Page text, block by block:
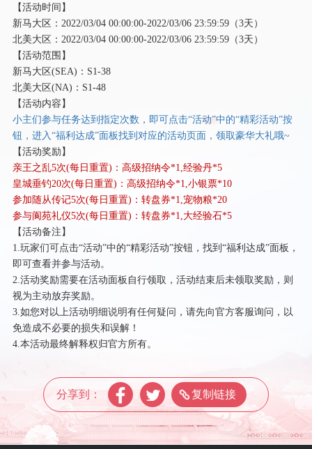
【活动时间】
新马大区： 2022/03/04 00:00:00-2022/03/06 23:59:59（3天）
北美大区： 2022/03/04 00:00:00-2022/03/06 23:59:59（3天）
【活动范围】
新马大区(SEA)：S1-38
北美大区(NA)：S1-48
【活动内容】
小主们参与任务达到指定次数，即可点击“活动”中的“精彩活动”按
钮，进入“福利达成”面板找到对应的活动页面，领取豪华大礼哦~
【活动奖励】
亲王之乱5次(每日重置)：高级招纳令*1,经验丹*5
皇城垂钓20次(每日重置)：高级招纳令*1,小银票*10
参加随从传记5次(每日重置)：转盘券*1,宠物粮*20
参与阆苑礼仪5次(每日重置)：转盘券*1,大经验石*5
【活动备注】
1.玩家们可点击“活动”中的“精彩活动”按钮，找到“福利达成”面板，
即可查看并参与活动。
2.活动奖励需要在活动面板自行领取，活动结束后未领取奖励，则
视为主动放弃奖励。
3.如您对以上活动明细说明有任何疑问，请先向官方客服询问，以
免造成不必要的损失和误解！
4.本活动最终解释权归官方所有。
分享到： 复制链接